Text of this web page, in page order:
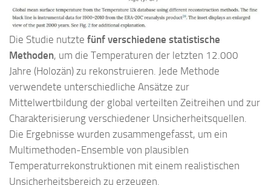
Die Studie nutzte fünf verschiedene statistische
Methoden, um die Temperaturen der letzten 12.000
Jahre (Holozän) zu rekonstruieren. Jede Methode
verwendete unterschiedliche Ansätze zur
Mittelwertbildung der global verteilten Zeitreihen und zur
Charakterisierung verschiedener Unsicherheitsquellen.
Die Ergebnisse wurden zusammengefasst, um ein
Multimethoden-Ensemble von plausiblen
Temperaturrekonstruktionen mit einem realistischen
Unsicherheitsbereich zu erzeugen.